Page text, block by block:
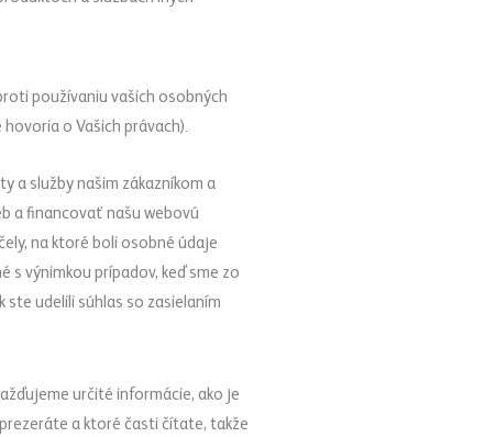
používaniu vašich osobných
o Vašich právach).
a služby našim zákazníkom a
a financovať našu webovú
na ktoré boli osobné údaje
s výnimkou prípadov, keď sme zo
ste udelili súhlas so zasielaním
určité informácie, ako je
a ktoré časti čítate, takže